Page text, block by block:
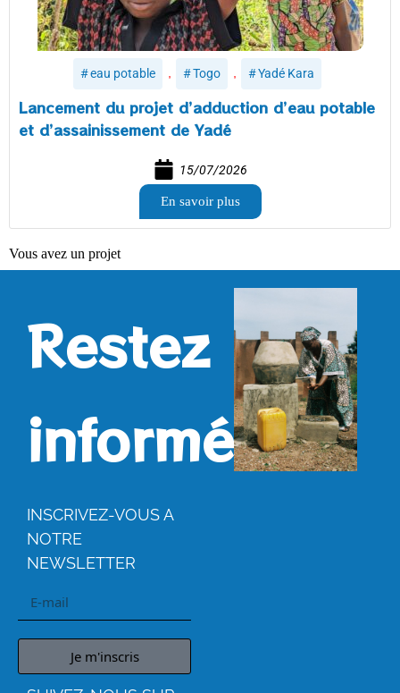
eau potable , Togo , Yadé Kara
Lancement du projet d’adduction d’eau potable
et d’assainissement de Yadé
15/07/2026
En savoir plus
Vous avez un projet
Restez
informés.
INSCRIVEZ-VOUS A
NOTRE
NEWSLETTER
Je m'inscris